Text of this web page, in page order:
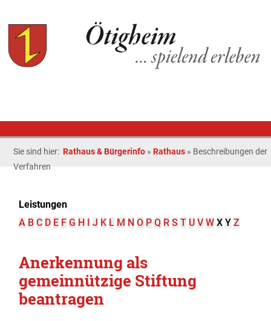
Sie sind hier: Rathaus & Bürgerinfo » Rathaus » Beschreibungen der
Verfahren
Leistungen
A B C D E F G H I J K L M N O P Q R S T U V W X Y Z
Anerkennung als
gemeinnützige Stiftung
beantragen